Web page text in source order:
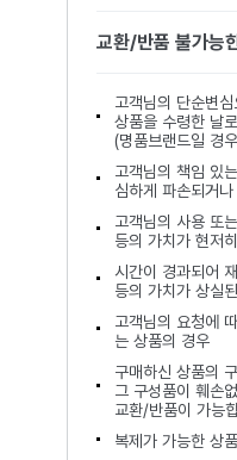
교환/반품 불가능
고객님의 단순변
상품을 수령한 날
(명품브랜드일 경
고객님의 책임 있
심하게 파손되거
고객님의 사용 또
등의 가치가 현저
시간이 경과되어
등의 가치가 상실
고객님의 요청에
는 상품의 경우
구매하신 상품의
그 구성품이 훼손
교환/반품이 가능
복제가 가능한 상